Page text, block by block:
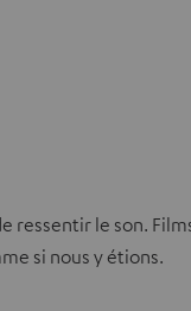
ressentir le son.
si nous y étions.